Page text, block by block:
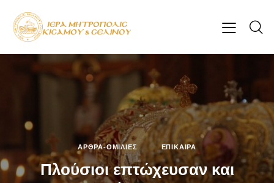
ΆΡΘΡΑ-ΟΜΙΛΊΕΣ ΕΠΊΚΑΙΡΑ
Πλούσιοι επτώχευσαν και